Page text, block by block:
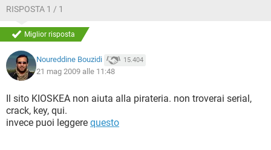
RISPOSTA 1 / 1
Miglior risposta
Noureddine Bouzidi 15.404
21 mag 2009 alle 11:48
Il sito KIOSKEA non aiuta alla pirateria. non troverai serial,
crack, key, qui.
invece puoi leggere questo